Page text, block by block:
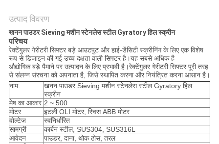
नीति
उत्पाद विवरण
खनन पाउडर Sieving मशीन स्टेनलेस स्टील Gyratory हिल स्क्रीन
परिचय
रेक्टेंगुलर गेरीटरी सिफ्टर बड़े आउटपुट और हाई-डेंसिटी स्क्रीनिंग के लिए एक विशेष
रूप से डिजाइन की गई उच्च दक्षता वाली सिफ्टर है।यह सबसे अधिक है
औद्योगिक बड़े पैमाने पर उत्पादन के लिए प्रभावी है।रेक्टेंगुलर गेरीटरी सिफ्टर पूरी तरह
से संलग्न संरचना को अपनाता है, जिसे स्थापित करना और नियंत्रित करना आसान है।
नाम:
खनन पाउडर Sieving मशीन स्टेनलेस स्टील Gyratory हिल
स्क्रीन
मेष का आकार 2 ~ 500
मोटर
इटली OLI मोटर, स्विस ABB मोटर
वोल्टेज
स्वनिर्धारित
सामग्री
कार्बन स्टील, SUS304, SUS316L
आवेदन
पाउडर, दाना, थोक ठोस, तरल